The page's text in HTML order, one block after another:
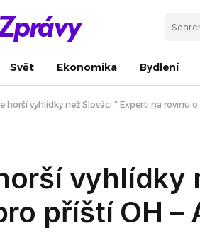
Svět Ekonomika Bydlení
horší vyhlídky než Slováci.“ Experti na rovinu
vyhlídky
příští OH –